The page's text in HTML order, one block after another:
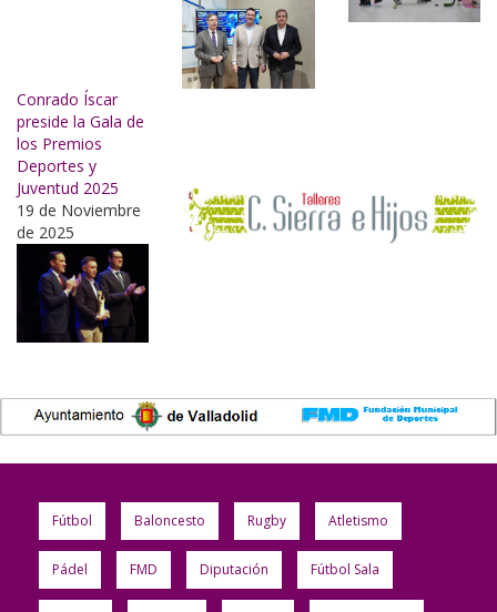
Conrado Íscar
preside la Gala de
los Premios
Deportes y
Juventud 2025
19 de Noviembre
de 2025
Fútbol Baloncesto Rugby Atletismo
Pádel FMD Diputación Fútbol Sala